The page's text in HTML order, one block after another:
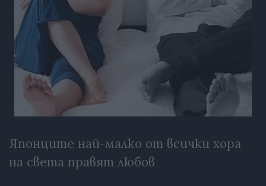
Японците най-малко от всички хора
на света правят любов